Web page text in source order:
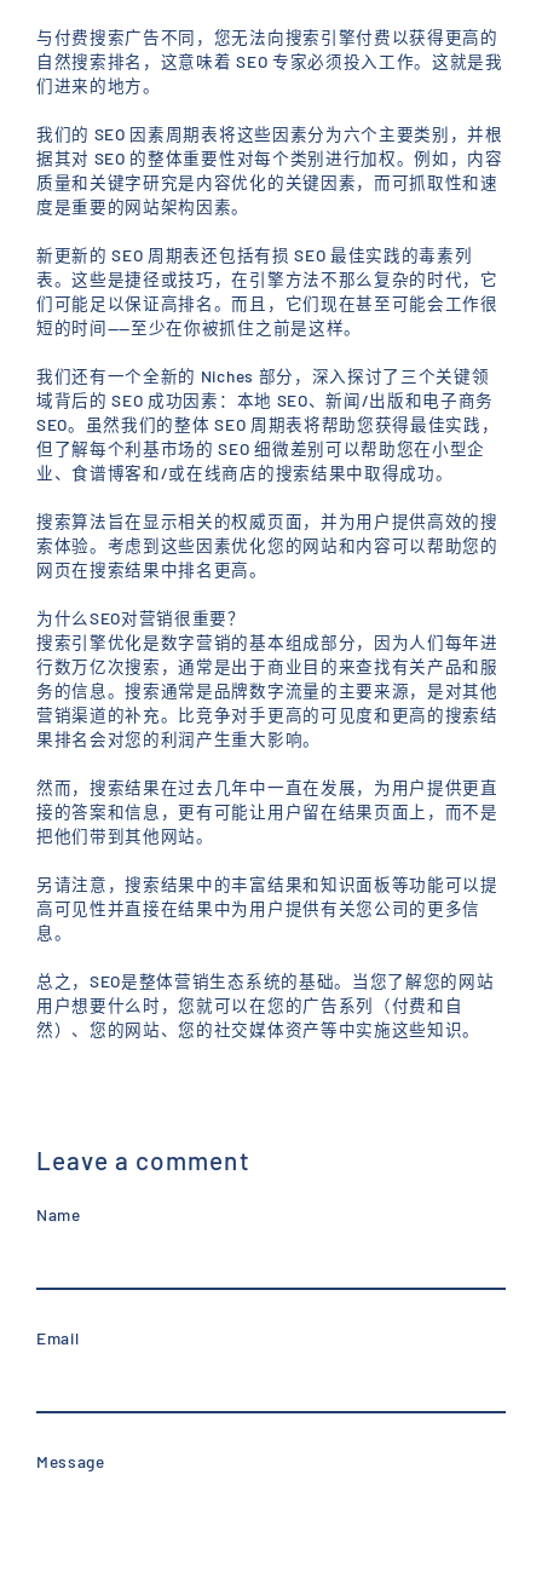
与付费搜索广告不同，您无法向搜索引擎付费以获得更高的
自然搜索排名，这意味着 SEO 专家必须投入工作。这就是我
们进来的地方。
我们的 SEO 因素周期表将这些因素分为六个主要类别，并根
据其对 SEO 的整体重要性对每个类别进行加权。例如，内容
质量和关键字研究是内容优化的关键因素，而可抓取性和速
度是重要的网站架构因素。
新更新的 SEO 周期表还包括有损 SEO 最佳实践的毒素列
表。这些是捷径或技巧，在引擎方法不那么复杂的时代，它
们可能足以保证高排名。而且，它们现在甚至可能会工作很
短的时间——至少在你被抓住之前是这样。
我们还有一个全新的 Niches 部分，深入探讨了三个关键领
域背后的 SEO 成功因素：本地 SEO、新闻/出版和电子商务
SEO。虽然我们的整体 SEO 周期表将帮助您获得最佳实践，
但了解每个利基市场的 SEO 细微差别可以帮助您在小型企
业、食谱博客和/或在线商店的搜索结果中取得成功。
搜索算法旨在显示相关的权威页面，并为用户提供高效的搜
索体验。考虑到这些因素优化您的网站和内容可以帮助您的
网页在搜索结果中排名更高。
为什么SEO对营销很重要？
搜索引擎优化是数字营销的基本组成部分，因为人们每年进
行数万亿次搜索，通常是出于商业目的来查找有关产品和服
务的信息。搜索通常是品牌数字流量的主要来源，是对其他
营销渠道的补充。比竞争对手更高的可见度和更高的搜索结
果排名会对您的利润产生重大影响。
然而，搜索结果在过去几年中一直在发展，为用户提供更直
接的答案和信息，更有可能让用户留在结果页面上，而不是
把他们带到其他网站。
另请注意，搜索结果中的丰富结果和知识面板等功能可以提
高可见性并直接在结果中为用户提供有关您公司的更多信
息。
总之，SEO是整体营销生态系统的基础。当您了解您的网站
用户想要什么时，您就可以在您的广告系列（付费和自
然）、您的网站、您的社交媒体资产等中实施这些知识。
Leave a comment
Name
Email
Message